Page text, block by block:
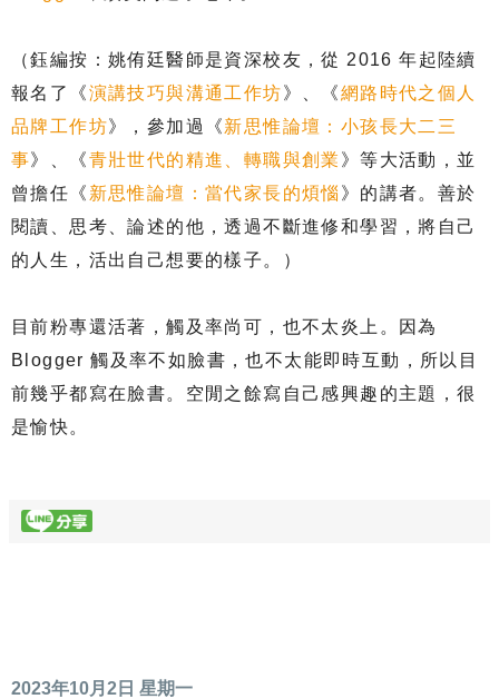
（鈺編按：姚侑廷醫師是資深校友，從 2016 年起陸續
報名了《演講技巧與溝通工作坊》、《網路時代之個人
品牌工作坊》，參加過《新思惟論壇：小孩長大二三
事》、《青壯世代的精進、轉職與創業 》等大活動，並
曾擔任《 新思惟論壇：當代家長的煩惱 》的講者。善於
閱讀、思考、論述的他，透過不斷進修和學習，將自己
的人生，活出自己想要的樣子。）
目前粉專還活著，觸及率尚可，也不太炎上。因為
Blogger 觸及率不如臉書，也不太能即時互動，所以目
前幾乎都寫在臉書。空閒之餘寫自己感興趣的主題，很
是愉快。
2023年10月2日 星期一